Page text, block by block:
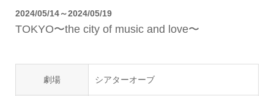
2024/05/14～2024/05/19
TOKYO〜the city of music and love〜
劇場 シアターオーブ